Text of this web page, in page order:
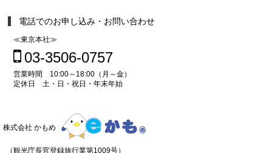
電話でのお申し込み・お問い合わせ
≪東京本社≫
03-3506-0757
営業時間 10:00～18:00（月～金）
定休日 土・日・祝日・年末年始
株式会社 かもめ
（観光庁長官登録旅行業第1009号）